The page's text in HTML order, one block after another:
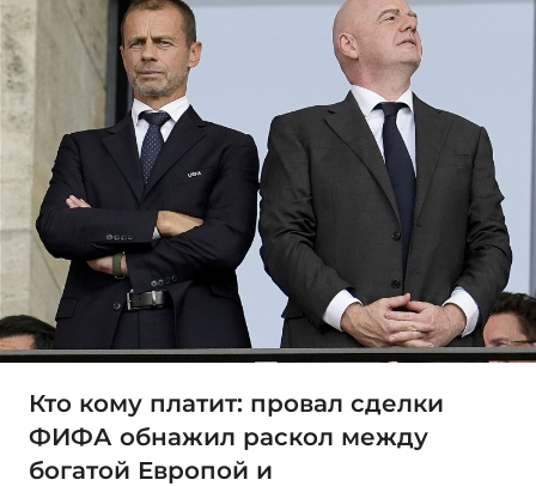
Кто кому платит: провал сделки
ФИФА обнажил раскол между
богатой Европой и